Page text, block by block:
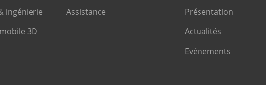
ingénierie
3D
Assistance
Présentation
Actualités
Evénements